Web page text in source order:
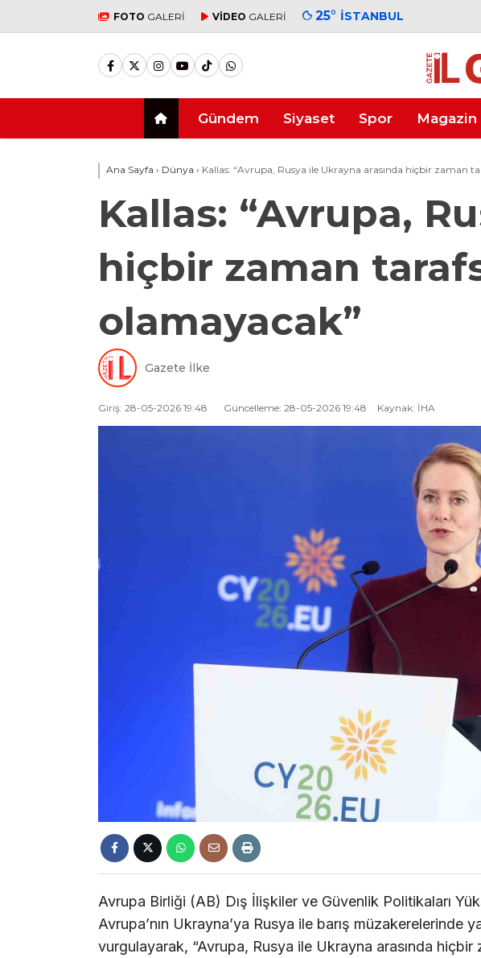
FOTO GALERİ VİDEO GALERİ 25° İSTANBUL
Gündem Siyaset Spor Magazin
Ana Sayfa › Dünya › Kallas: “Avrupa, Rusya ile Ukrayna arasında hiçbir zaman
Kallas: “Avrupa,
hiçbir zaman
olamayacak”
Gazete İlke
Giriş: 28-05-2026 19:48 Güncelleme: 28-05-2026 19:48 Kaynak: İHA
Avrupa Birliği (AB) Dış İlişkiler ve Güvenlik Politikaları
Avrupa’nın Ukrayna’ya Rusya ile barış müzakerelerinde
vurgulayarak, “Avrupa, Rusya ile Ukrayna arasında hiçbir